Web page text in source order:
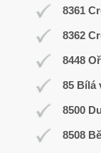
8361
8362
8448
85 Bílá
8500
8508